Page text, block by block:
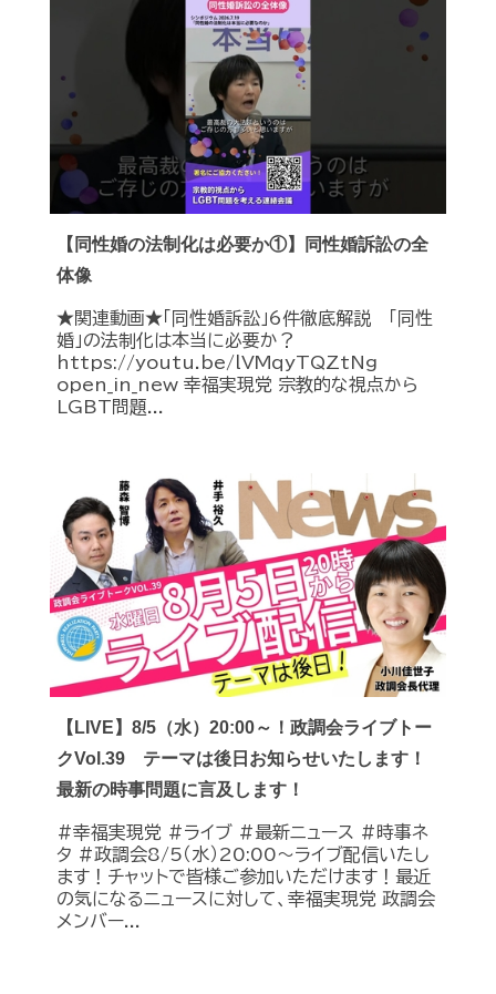
【同性婚の法制化は必要か①】同性婚訴訟の全
体像
★関連動画★「同性婚訴訟」6件徹底解説 「同性
婚」の法制化は本当に必要か？
https://youtu.be/lVMqyTQZtNg
open_in_new 幸福実現党 宗教的な視点から
LGBT問題...
【LIVE】8/5（水）20:00～！政調会ライブトー
クVol.39 テーマは後日お知らせいたします！
最新の時事問題に言及します！
#幸福実現党 #ライブ #最新ニュース #時事ネ
タ #政調会8/5（水）20:00～ライブ配信いたし
ます！チャットで皆様ご参加いただけます！最近
の気になるニュースに対して、幸福実現党 政調会
メンバー...